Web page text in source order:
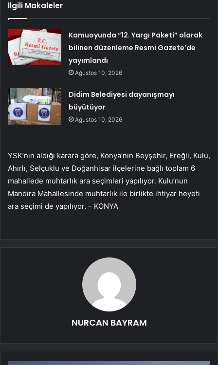
İlgili Makaleler
Kamuoyunda “12. Yargı Paketi” olarak
bilinen düzenleme Resmi Gazete’de
yayımlandı
Ağustos 10, 2026
Didim Belediyesi dayanışmayı
büyütüyor
Ağustos 10, 2026
YSK’nın aldığı karara göre, Konya’nın Beyşehir, Ereğli, Kulu,
Ahırlı, Selçuklu ve Doğanhisar ilçelerine bağlı toplam 6
mahallede muhtarlık ara seçimleri yapılıyor. Kulu’nun
Mandıra Mahallesinde muhtarlık ile birlikte ihtiyar heyeti
ara seçimi de yapılıyor. – KONYA
NURCAN BAYRAM